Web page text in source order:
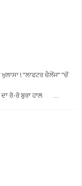
! ”ਲਾਫਟਰ ਚੈਲੇਂਜ” ”ਚੋਂ
ਦਾ ਰੋ-ਰੋ ਬੁਰਾ ਹਾਲ …